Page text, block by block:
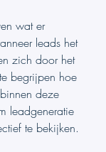
wat er
leads het
zich door het
begrijpen hoe
deze
leadgeneratie
te bekijken.